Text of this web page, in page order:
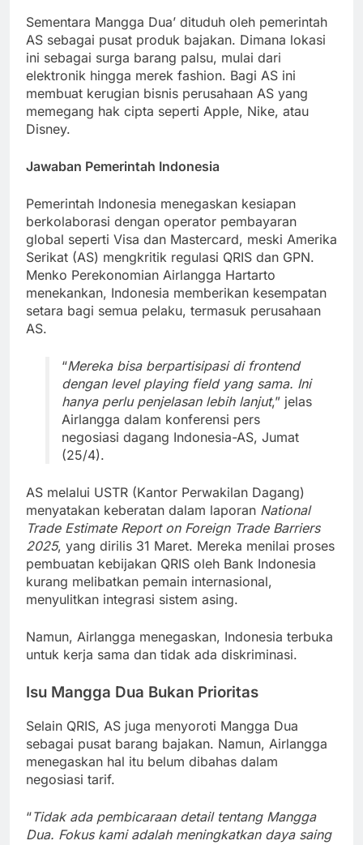
Sementara Mangga Dua’ dituduh oleh pemerintah
AS sebagai pusat produk bajakan. Dimana lokasi
ini sebagai surga barang palsu, mulai dari
elektronik hingga merek fashion. Bagi AS ini
membuat kerugian bisnis perusahaan AS yang
memegang hak cipta seperti Apple, Nike, atau
Disney.
Jawaban Pemerintah Indonesia
Pemerintah Indonesia menegaskan kesiapan
berkolaborasi dengan operator pembayaran
global seperti Visa dan Mastercard, meski Amerika
Serikat (AS) mengkritik regulasi QRIS dan GPN.
Menko Perekonomian Airlangga Hartarto
menekankan, Indonesia memberikan kesempatan
setara bagi semua pelaku, termasuk perusahaan
AS.
“Mereka bisa berpartisipasi di frontend
dengan level playing field yang sama. Ini
hanya perlu penjelasan lebih lanjut,” jelas
Airlangga dalam konferensi pers
negosiasi dagang Indonesia-AS, Jumat
(25/4).
AS melalui USTR (Kantor Perwakilan Dagang)
menyatakan keberatan dalam laporan National
Trade Estimate Report on Foreign Trade Barriers
2025, yang dirilis 31 Maret. Mereka menilai proses
pembuatan kebijakan QRIS oleh Bank Indonesia
kurang melibatkan pemain internasional,
menyulitkan integrasi sistem asing.
Namun, Airlangga menegaskan, Indonesia terbuka
untuk kerja sama dan tidak ada diskriminasi.
Isu Mangga Dua Bukan Prioritas
Selain QRIS, AS juga menyoroti Mangga Dua
sebagai pusat barang bajakan. Namun, Airlangga
menegaskan hal itu belum dibahas dalam
negosiasi tarif.
“Tidak ada pembicaraan detail tentang Mangga
Dua. Fokus kami adalah meningkatkan daya saing